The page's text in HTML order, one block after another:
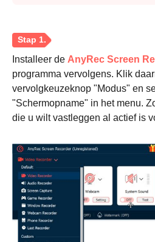
Installeer de AnyRec Screen
programma vervolgens. Klik
vervolgkeuzeknop "Modus" en
"Schermopname" in het menu.
die u wilt vastleggen al actief is